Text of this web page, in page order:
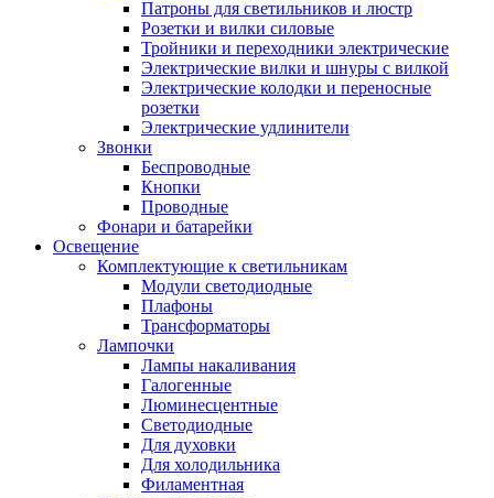
Патроны для светильников и люстр
Розетки и вилки силовые
Тройники и переходники электрические
Электрические вилки и шнуры с вилкой
Электрические колодки и переносные
розетки
Электрические удлинители
Звонки
Беспроводные
Кнопки
Проводные
Фонари и батарейки
Освещение
Комплектующие к светильникам
Модули светодиодные
Плафоны
Трансформаторы
Лампочки
Лампы накаливания
Галогенные
Люминесцентные
Светодиодные
Для духовки
Для холодильника
Филаментная